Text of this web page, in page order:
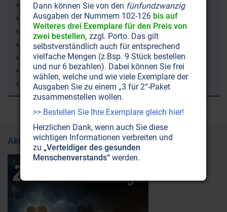
Demenz
rTMS (repetitive Transkranielle Magnetstimulation)
Lithium
Trampolinspringen
Windkraft (Windräder)
Bienen
Wasserkreislauf
Aktuelle Ausgabe
Dann können Sie von den fünfundzwanzig
Ausgaben der Nummern 102-126 bis auf
Weiteres drei Exemplare für den Preis von
zwei bestellen, zzgl. Porto. Das gilt
selbstverständlich auch für entsprechend
vielfache Mengen (z.Bsp. 9 Stück bestellen
und nur 6 bezahlen). Dabei können Sie frei
wählen, welche und wie viele Exemplare der
Ausgaben Sie zu einem „3 für 2“-Paket
zusammenstellen wollen.
>> Bestellen Sie Ihre Exemplare gleich hier!
Herzlichen Dank, wenn auch Sie diese
wichtigen Informationen verbreiten und
zu „Verteidiger des gesunden
Menschenverstands“ werden.